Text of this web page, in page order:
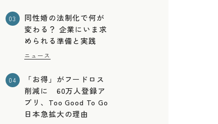
03
同性婚の法制化で何が
変わる？ 企業にいま求
められる準備と実践
ニュース
04
「お得」がフードロス
削減に 60万人登録ア
プリ、Too Good To Go
日本急拡大の理由